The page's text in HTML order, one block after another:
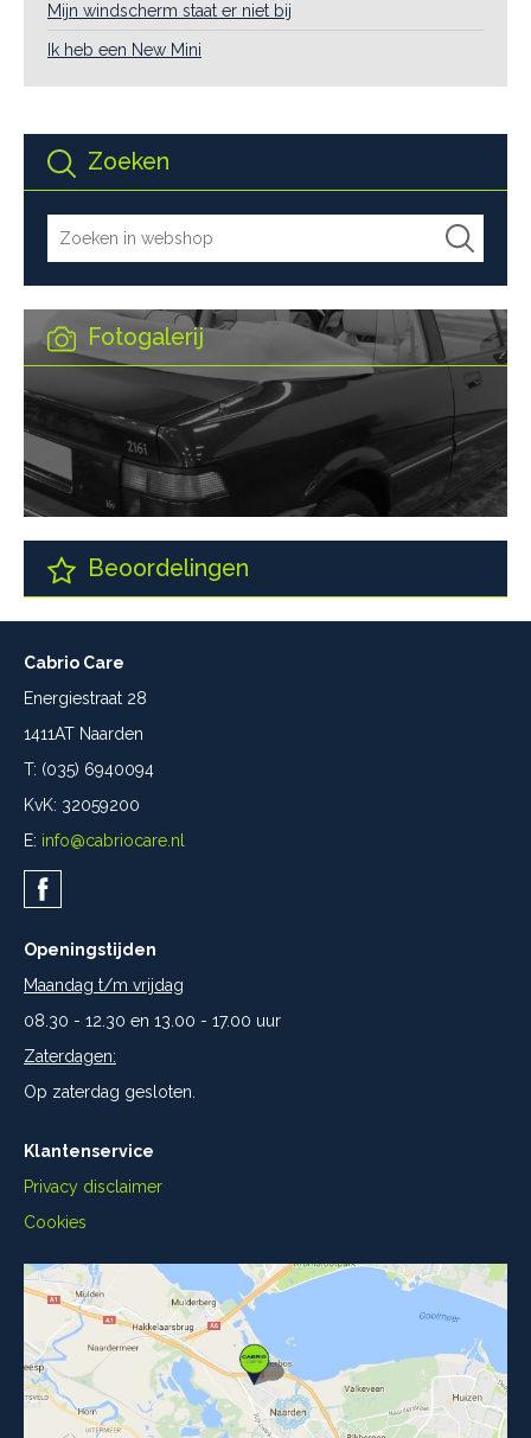
Zoeken
Fotogalerij
Beoordelingen
Mijn windscherm staat er niet bij
Ik heb een New Mini
Cabrio Care
Energiestraat 28
1411AT Naarden
T: (035) 6940094
KvK: 32059200
E: info@cabriocare.nl
Openingstijden
Maandag t/m vrijdag
08.30 - 12.30 en 13.00 - 17.00 uur
Zaterdagen:
Op zaterdag gesloten.
Klantenservice
Privacy disclaimer
Cookies